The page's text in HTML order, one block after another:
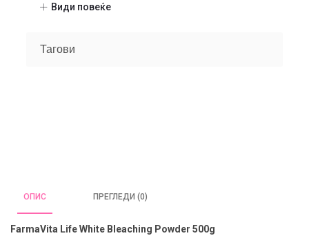
Styling
Види повеќе
Тагови
ОПИС ПРЕГЛЕДИ (0)
FarmaVita Life White Bleaching Powder 500g